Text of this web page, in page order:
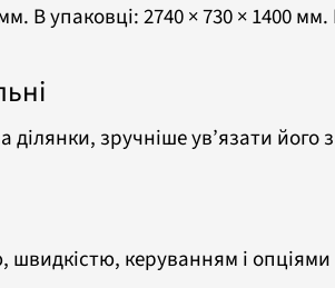
В упаковці: 2740 × 730 × 1400
ділянки, зручніше ув’язати
керуванням і